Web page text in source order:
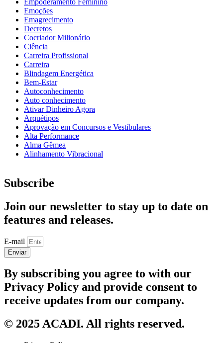
Emoções
Emagrecimento
Decretos
Cocriador Milionário
Ciência
Carreira Profissional
Carreira
Blindagem Energética
Bem-Estar
Autoconhecimento
Auto conhecimento
Ativar Dinheiro Agora
Arquétipos
Aprovação em Concursos e Vestibulares
Alta Performance
Alma Gêmea
Alinhamento Vibracional
Subscribe
Join our newsletter to stay up to date on
features and releases.
E-mail
Enviar
By subscribing you agree to with our
Privacy Policy and provide consent to
receive updates from our company.
© 2025 ACADI. All rights reserved.